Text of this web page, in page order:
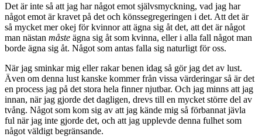
Det är inte så att jag har något emot självsmyckning, vad jag har
något emot är kravet på det och könssegregeringen i det. Att det är
så mycket mer okej för kvinnor att ägna sig åt det, att det är något
man nästan måste ägna sig åt som kvinna, eller i alla fall något man
borde ägna sig åt. Något som antas falla sig naturligt för oss.
När jag sminkar mig eller rakar benen idag så gör jag det av lust.
Även om denna lust kanske kommer från vissa värderingar så är det
en process jag på det stora hela finner njutbar. Och jag minns att jag
innan, när jag gjorde det dagligen, drevs till en mycket större del av
tvång. Något som kom sig av att jag kände mig så förbannat jävla
ful när jag inte gjorde det, och att jag upplevde denna fulhet som
något väldigt begränsande.